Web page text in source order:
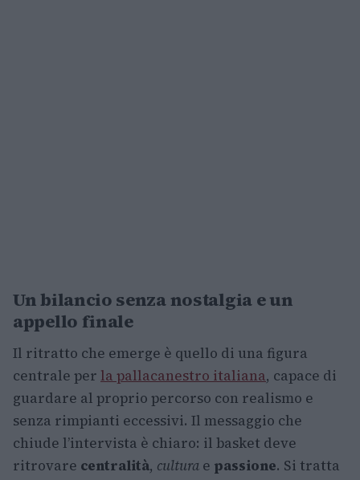
Un bilancio senza nostalgia e un
appello finale
Il ritratto che emerge è quello di una figura
centrale per la pallacanestro italiana, capace di
guardare al proprio percorso con realismo e
senza rimpianti eccessivi. Il messaggio che
chiude l’intervista è chiaro: il basket deve
ritrovare centralità, cultura e passione. Si tratta